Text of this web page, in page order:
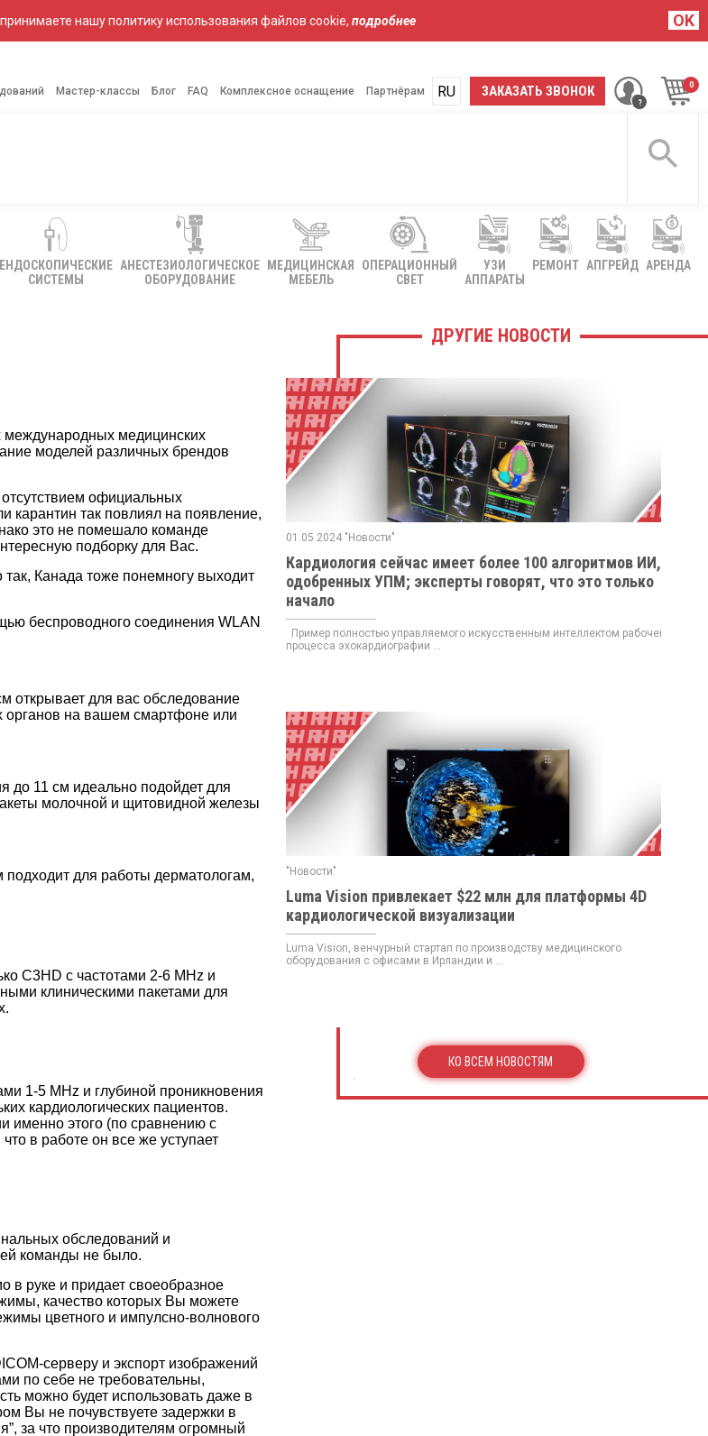
нашу политику использования файлов cookie, подробнее OK
Мастер-классы Блог FAQ Комплексное оснащение Партнёрам ЗАКАЗАТЬ ЗВОНОК
RU
UA
ЕНДОСКОПИЧЕСКИЕ
СИСТЕМЫ
АНЕСТЕЗИОЛОГИЧЕСКОЕ
ОБОРУДОВАНИЕ
МЕДИЦИНСКАЯ
МЕБЕЛЬ
ОПЕРАЦИОННЫЙ
СВЕТ
УЗИ
АППАРАТЫ
РЕМОНТ АПГРЕЙД АРЕНДА
медицинских
моделей различных брендов
официальных
карантин так повлиял на появление,
это не помешало команде
подборку для Вас.
Канада тоже понемногу выходит
беспроводного соединения WLAN
открывает для вас обследование
органов на вашем смартфоне или
до 11 см идеально подойдет для
молочной и щитовидной железы
подходит для работы дерматологам,
C3HD с частотами 2-6 MHz и
клиническими пакетами для
1-5 MHz и глубиной проникновения
кардиологических пациентов.
именно этого (по сравнению с
в работе он все же уступает
обследований и
команды не было.
в руке и придает своеобразное
качество которых Вы можете
цветного и импулсно-волнового
серверу и экспорт изображений
по себе не требовательны,
можно будет использовать даже в
Вы не почувствуете задержки в
за что производителям огромный
ДРУГИЕ НОВОСТИ
01.05.2024 "Новости"
Кардиология сейчас имеет более 100 алгоритмов ИИ,
одобренных УПМ; эксперты говорят, что это только
начало
Пример полностью управляемого искусственным интеллектом рабочего
процесса эхокардиографии ...
"Новости"
Luma Vision привлекает $22 млн для платформы 4D
кардиологической визуализации
Luma Vision, венчурный стартап по производству медицинского
оборудования с офисами в Ирландии и ...
КО ВСЕМ НОВОСТЯМ